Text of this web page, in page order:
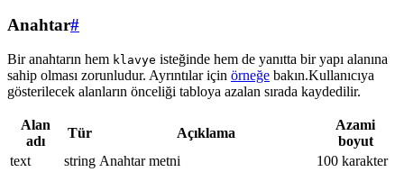
Anahtar#
Bir anahtarın hem klavye isteğinde hem de yanıtta bir yapı alanına
sahip olması zorunludur. Ayrıntılar için örneğe bakın.Kullanıcıya
gösterilecek alanların önceliği tabloya azalan sırada kaydedilir.
Alan
adı
Tür Açıklama
Azami
boyut
text
string Anahtar metni
100 karakter